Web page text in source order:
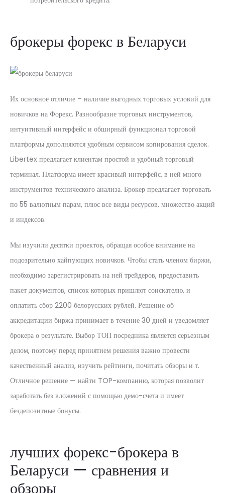
брокеры форекс в Беларуси
Их основное отличие – наличие выгодных торговых условий для
новичков на Форекс. Разнообразие торговых инструментов,
интуитивный интерфейс и обширный функционал торговой
платформы дополняются удобным сервисом копирования сделок.
Libertex предлагает клиентам простой и удобный торговый
терминал. Платформа имеет красивый интерфейс, в ней много
инструментов технического анализа. Брокер предлагает торговать
по 55 валютным парам, плюс все виды ресурсов, множество акций
и индексов.
Мы изучили десятки проектов, обращая особое внимание на
подозрительно хайпующих новичков. Чтобы стать членом биржи,
необходимо зарегистрировать на ней трейдеров, предоставить
пакет документов, список которых пришлют соискателю, и
оплатить сбор 2200 белорусских рублей. Решение об
аккредитации биржа принимает в течение 30 дней и уведомляет
брокера о результате. Выбор ТОП посредника является серьезным
делом, поэтому перед принятием решения важно провести
качественный анализ, изучить рейтинги, почитать обзоры и т.
Отличное решение — найти TOP-компанию, которая позволит
заработать без вложений с помощью демо-счета и имеет
бездепозитные бонусы.
лучших форекс-брокера в
Беларуси — сравнения и
обзоры